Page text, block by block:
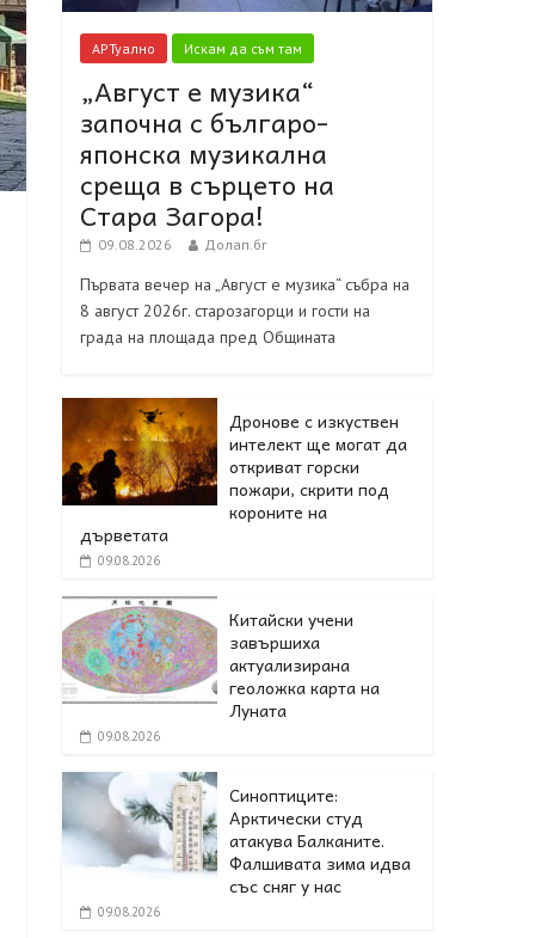
АРТуално Искам да съм там
„Август е музика“
започна с българо-
японска музикална
среща в сърцето на
Стара Загора!
09.08.2026 Долап.бг
Първата вечер на „Август е музика“ събра на
8 август 2026г. старозагорци и гости на
града на площада пред Общината
Дронове с изкуствен
интелект ще могат да
откриват горски
пожари, скрити под
короните на
дърветата
09.08.2026
Китайски учени
завършиха
актуализирана
геоложка карта на
Луната
09.08.2026
Синоптиците:
Арктически студ
атакува Балканите.
Фалшивата зима идва
със сняг у нас
09.08.2026